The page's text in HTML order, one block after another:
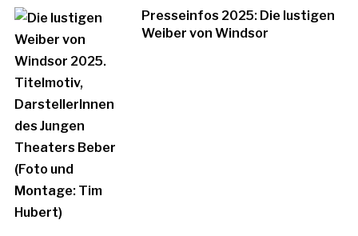
Presseinfos 2025: Die lustigen
Weiber von Windsor